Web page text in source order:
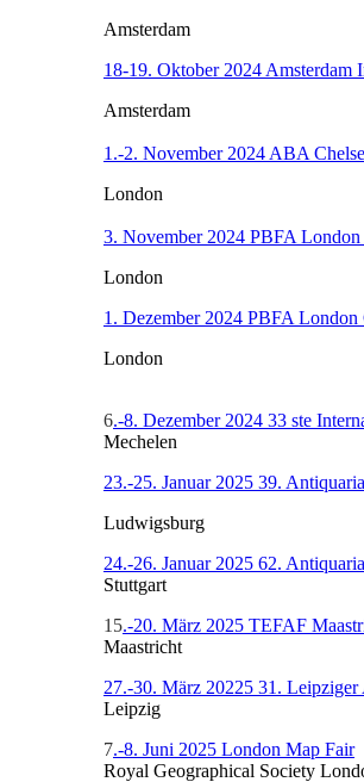
Amsterdam
18-19. Oktober 2024
Amsterdam
1.-2. November 2024 ABA
London
3. November 2024 PBFA
London
1. Dezember 2024 PBFA
London
6.-8. Dezember 2024 33 ste
Mechelen
23.-25. Januar 2025 39.
Ludwigsburg
24.-26. Januar 2025 62.
Stuttgart
15.-20. März 2025 TEFAF
Maastricht
27.-30. März 20225 31. Leipziger
Leipzig
7.-8. Juni 2025 London Map Fair
Royal Geographical Society